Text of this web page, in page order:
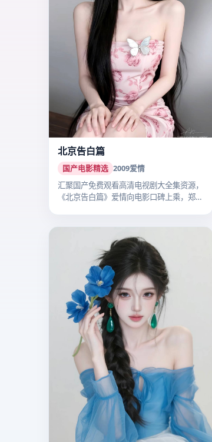
北京告白篇
国产电影精选 2009爱情
汇聚国产免费观看高清电视剧大全集资源，
《北京告白篇》爱情向电影口碑上乘，郑晓